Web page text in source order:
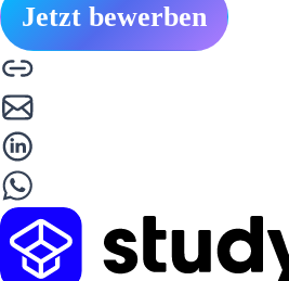
Jetzt bewerben